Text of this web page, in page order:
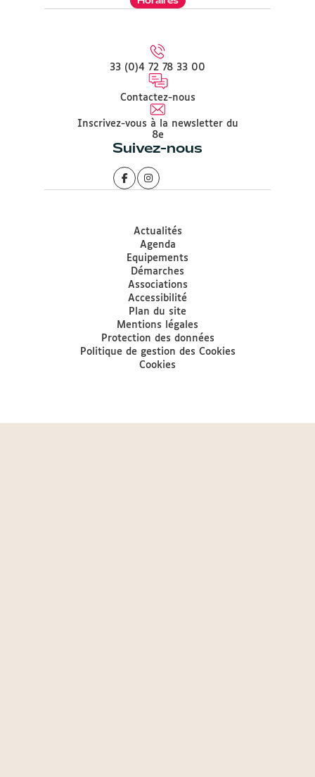
33 (0)4 72 78 33 00
Contactez-nous
Inscrivez-vous à la newsletter du
8e
Suivez-nous
Actualités
Agenda
Equipements
Démarches
Associations
Accessibilité
Plan du site
Mentions légales
Protection des données
Politique de gestion des Cookies
Cookies